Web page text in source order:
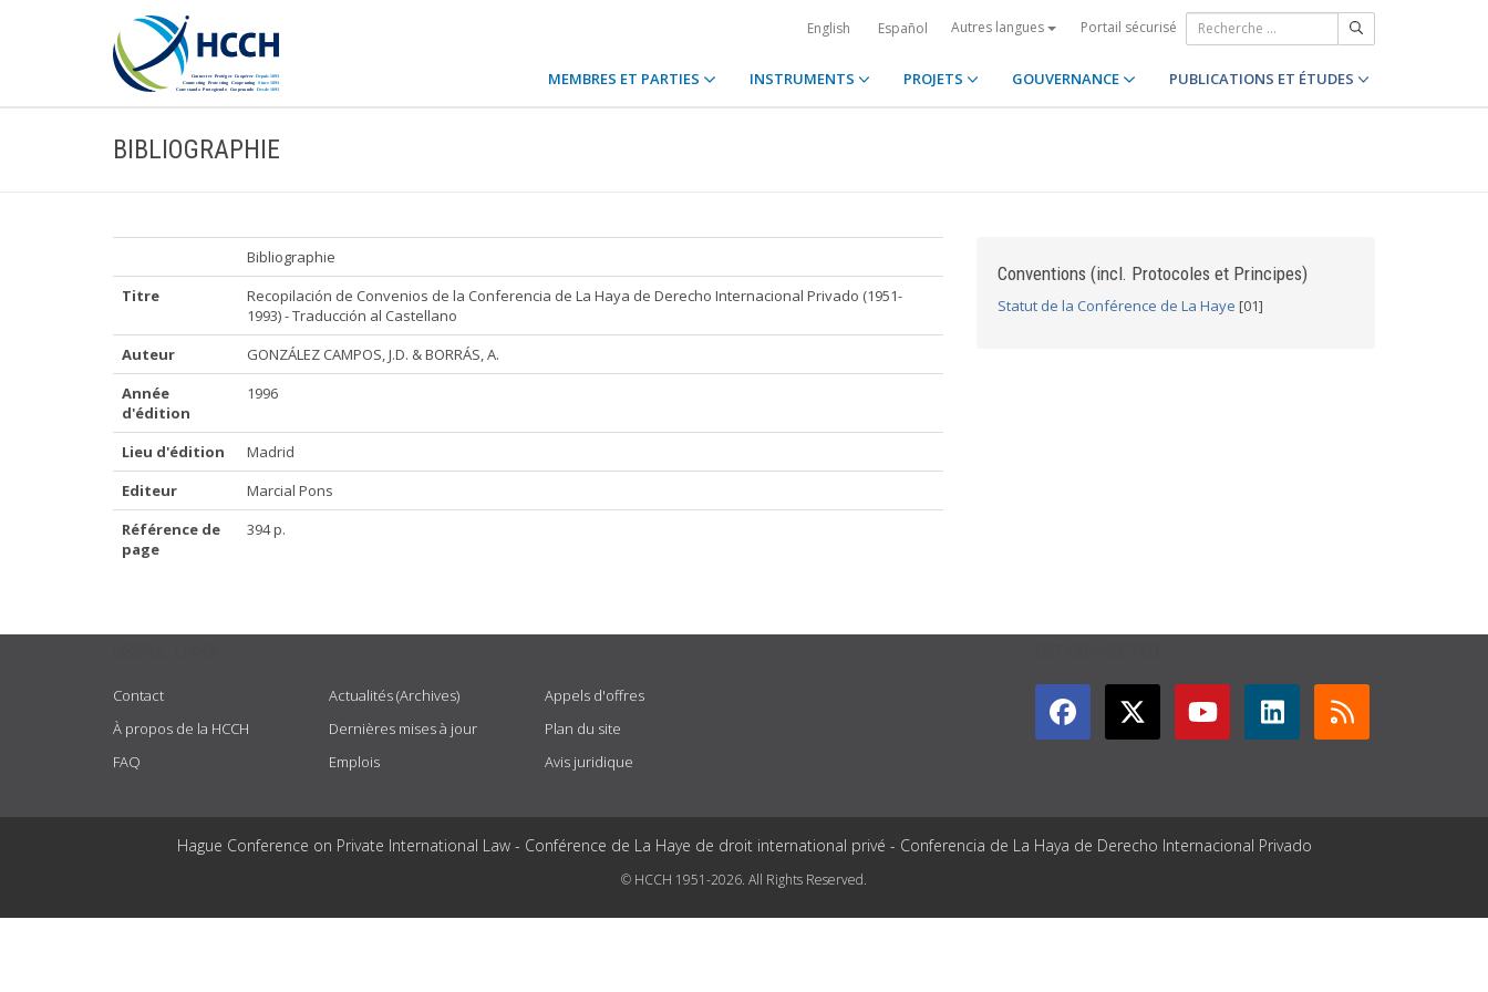
English Español Autres langues Portail sécurisé
MEMBRES ET PARTIES INSTRUMENTS PROJETS GOUVERNANCE PUBLICATIONS ET ÉTUDES
BIBLIOGRAPHIE
Bibliographie
Titre
Recopilación de Convenios de la Conferencia de La Haya de Derecho Internacional Privado (1951-
1993) - Traducción al Castellano
Auteur
GONZÁLEZ CAMPOS, J.D. & BORRÁS, A.
Année
d'édition
1996
Lieu d'édition
Madrid
Editeur
Marcial Pons
Référence de
page
394 p.
Conventions (incl. Protocoles et Principes)
Statut de la Conférence de La Haye [01]
Contact
À propos de la HCCH
FAQ
Actualités (Archives)
Dernières mises à jour
Emplois
Appels d'offres
Plan du site
Avis juridique
Hague Conference on Private International Law - Conférence de La Haye de droit international privé - Conferencia de La Haya de Derecho Internacional Privado
© HCCH 1951-2026. All Rights Reserved.